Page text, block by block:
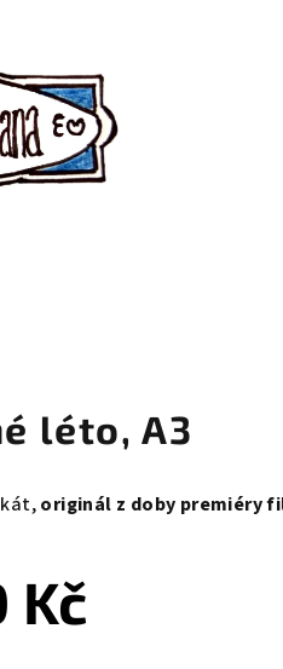
léto, A3
originál z doby premiéry
Kč